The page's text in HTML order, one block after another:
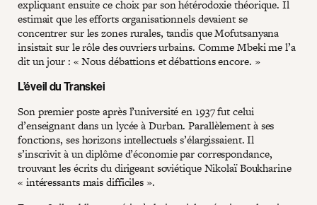
expliquant ensuite ce choix par son hétérodoxie théorique. Il
estimait que les efforts organisationnels devaient se
concentrer sur les zones rurales, tandis que Mofutsanyana
insistait sur le rôle des ouvriers urbains. Comme Mbeki me l’a
dit un jour : « Nous débattions et débattions encore. »
L’éveil du Transkei
Son premier poste après l’université en 1937 fut celui
d’enseignant dans un lycée à Durban. Parallèlement à ses
fonctions, ses horizons intellectuels s’élargissaient. Il
s’inscrivit à un diplôme d’économie par correspondance,
trouvant les écrits du dirigeant soviétique Nikolaï Boukharine
« intéressants mais difficiles ».